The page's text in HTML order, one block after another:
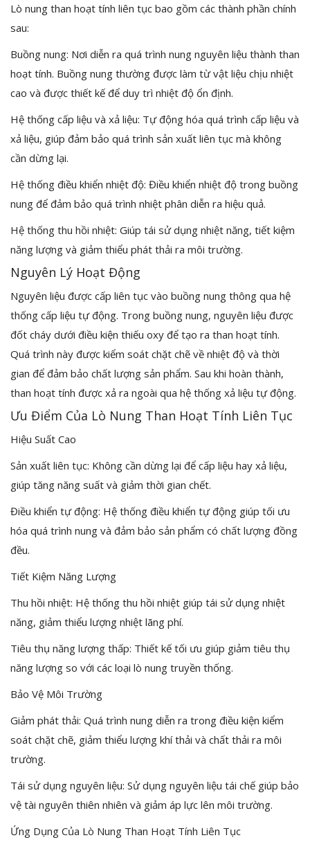
Lò nung than hoạt tính liên tục bao gồm các thành phần chính
sau:
Buồng nung: Nơi diễn ra quá trình nung nguyên liệu thành than
hoạt tính. Buồng nung thường được làm từ vật liệu chịu nhiệt
cao và được thiết kế để duy trì nhiệt độ ổn định.
Hệ thống cấp liệu và xả liệu: Tự động hóa quá trình cấp liệu và
xả liệu, giúp đảm bảo quá trình sản xuất liên tục mà không
cần dừng lại.
Hệ thống điều khiển nhiệt độ: Điều khiển nhiệt độ trong buồng
nung để đảm bảo quá trình nhiệt phân diễn ra hiệu quả.
Hệ thống thu hồi nhiệt: Giúp tái sử dụng nhiệt năng, tiết kiệm
năng lượng và giảm thiểu phát thải ra môi trường.
Nguyên Lý Hoạt Động
Nguyên liệu được cấp liên tục vào buồng nung thông qua hệ
thống cấp liệu tự động. Trong buồng nung, nguyên liệu được
đốt cháy dưới điều kiện thiếu oxy để tạo ra than hoạt tính.
Quá trình này được kiểm soát chặt chẽ về nhiệt độ và thời
gian để đảm bảo chất lượng sản phẩm. Sau khi hoàn thành,
than hoạt tính được xả ra ngoài qua hệ thống xả liệu tự động.
Ưu Điểm Của Lò Nung Than Hoạt Tính Liên Tục
Hiệu Suất Cao
Sản xuất liên tục: Không cần dừng lại để cấp liệu hay xả liệu,
giúp tăng năng suất và giảm thời gian chết.
Điều khiển tự động: Hệ thống điều khiển tự động giúp tối ưu
hóa quá trình nung và đảm bảo sản phẩm có chất lượng đồng
đều.
Tiết Kiệm Năng Lượng
Thu hồi nhiệt: Hệ thống thu hồi nhiệt giúp tái sử dụng nhiệt
năng, giảm thiểu lượng nhiệt lãng phí.
Tiêu thụ năng lượng thấp: Thiết kế tối ưu giúp giảm tiêu thụ
năng lượng so với các loại lò nung truyền thống.
Bảo Vệ Môi Trường
Giảm phát thải: Quá trình nung diễn ra trong điều kiện kiểm
soát chặt chẽ, giảm thiểu lượng khí thải và chất thải ra môi
trường.
Tái sử dụng nguyên liệu: Sử dụng nguyên liệu tái chế giúp bảo
vệ tài nguyên thiên nhiên và giảm áp lực lên môi trường.
Ứng Dụng Của Lò Nung Than Hoạt Tính Liên Tục